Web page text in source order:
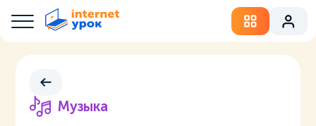
Музыка